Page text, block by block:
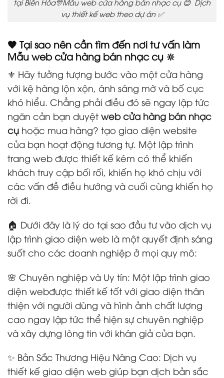
tại Biên Hòa🎊Mẫu web cửa hàng bán nhạc cụ 😊 Dịch
vụ thiết kế web theo dự án ✅
🧡 Tại sao nên cần tìm đến nơi tư vấn làm
Mẫu web cửa hàng bán nhạc cụ 🔆
⚜️ Hãy tưởng tượng bước vào một cửa hàng
với kệ hàng lộn xộn, ánh sáng mờ và bố cục
khó hiểu. Chẳng phải điều đó sẽ ngay lập tức
ngăn cản bạn duyệt web cửa hàng bán nhạc
cụ hoặc mua hàng? tạo giao diện website
của bạn hoạt động tương tự. Một lập trình
trang web được thiết kế kém có thể khiến
khách truy cập bối rối, khiến họ khó chịu với
các vấn đề điều hướng và cuối cùng khiến họ
rời đi.
🏠 Dưới đây là lý do tại sao đầu tư vào dịch vụ
lập trình giao diện web là một quyết định sáng
suốt cho các doanh nghiệp ở mọi quy mô:
🌸 Chuyên nghiệp và Uy tín: Một lập trình giao
diện webđược thiết kế tốt với giao diện thân
thiện với người dùng và hình ảnh chất lượng
cao ngay lập tức thể hiện sự chuyên nghiệp
và xây dựng lòng tin với khán giả của bạn.
✨ Bản Sắc Thương Hiệu Nâng Cao: Dịch vụ
thiết kế giao diện web giúp bạn dịch bản sắc